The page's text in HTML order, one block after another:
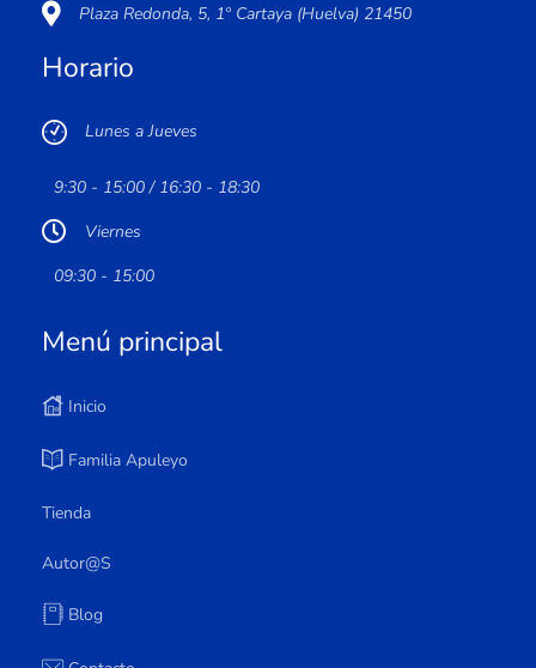
Plaza Redonda, 5, 1º Cartaya (Huelva) 21450
Horario
Lunes a Jueves
9:30 - 15:00 / 16:30 - 18:30
Viernes
09:30 - 15:00
Menú principal
Inicio
Familia Apuleyo
Tienda
Autor@s
Blog